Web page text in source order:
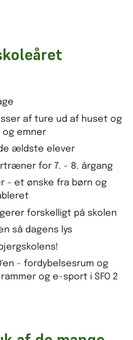
af ture ud af huset og
og emner
ældste elever
for 7. - 8. årgang
– et ønske fra børn og
forskelligt på skolen
så dagens lys
- fordybelsesrum og
rammer og e-sport i SFO 2